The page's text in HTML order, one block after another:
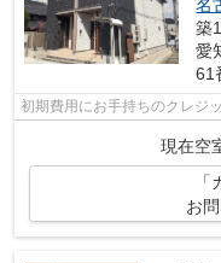
名
築
愛
61
初期費用にお手持ちのクレジ
現在空
お